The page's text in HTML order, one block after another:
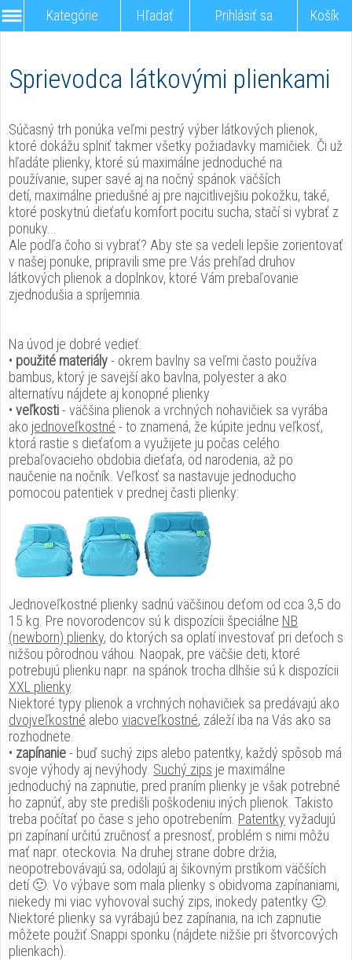
Kategórie Hľadať Prihlásiť sa Košík
Sprievodca látkovými plienkami
Súčasný trh ponúka veľmi pestrý výber látkových plienok,
ktoré dokážu splniť takmer všetky požiadavky mamičiek. Či už
hľadáte plienky, ktoré sú maximálne jednoduché na
používanie, super savé aj na nočný spánok väčších
detí, maximálne priedušné aj pre najcitlivejšiu pokožku, také,
ktoré poskytnú dieťaťu komfort pocitu sucha, stačí si vybrať z
ponuky...
Ale podľa čoho si vybrať? Aby ste sa vedeli lepšie zorientovať
v našej ponuke, pripravili sme pre Vás prehľad druhov
látkových plienok a doplnkov, ktoré Vám prebaľovanie
zjednodušia a spríjemnia.
Na úvod je dobré vedieť:
• použité materiály- okrem bavlny sa veľmi často používa
bambus, ktorý je savejší ako bavlna, polyester a ako
alternatívu nájdete aj konopné plienky
• veľkosti- väčšina plienok a vrchných nohavičiek sa vyrába
ako jednoveľkostné - to znamená, že kúpite jednu veľkosť,
ktorá rastie s dieťaťom a využijete ju počas celého
prebaľovacieho obdobia dieťaťa, od narodenia, až po
naučenie na nočník. Veľkosť sa nastavuje jednoducho
pomocou patentiek v prednej časti plienky:
Jednoveľkostné plienky sadnú väčšinou deťom od cca 3,5 do
15 kg. Pre novorodencov sú k dispozícii špeciálne NB
(newborn) plienky, do ktorých sa oplatí investovať pri deťoch s
nižšou pôrodnou váhou. Naopak, pre väčšie deti, ktoré
potrebujú plienku napr. na spánok trocha dlhšie sú k dispozícii
XXL plienky
Niektoré typy plienok a vrchných nohavičiek sa predávajú ako
dvojveľkostné alebo viacveľkostné, záleží iba na Vás ako sa
rozhodnete.
• zapínanie- buď suchý zips alebo patentky, každý spôsob má
svoje výhody aj nevýhody. Suchý zips je maximálne
jednoduchý na zapnutie, pred praním plienky je však potrebné
ho zapnúť, aby ste predišli poškodeniu iných plienok. Takisto
treba počítať po čase s jeho opotrebením. Patentky vyžadujú
pri zapínaní určitú zručnosť a presnosť, problém s nimi môžu
mať napr. oteckovia. Na druhej strane dobre držia,
neopotrebovávajú sa, odolajú aj šikovným prstíkom väčších
detí 🙂. Vo výbave som mala plienky s obidvoma zapínaniami,
niekedy mi viac vyhovoval suchý zips, inokedy patentky 🙂.
Niektoré plienky sa vyrábajú bez zapínania, na ich zapnutie
môžete použiť Snappi sponku (nájdete nižšie pri štvorcových
plienkach).